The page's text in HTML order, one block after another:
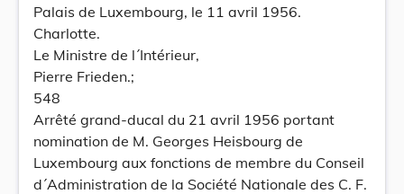
Palais de Luxembourg, le 11 avril 1956.
Charlotte.
Le Ministre de l´Intérieur,
Pierre Frieden.;
548
Arrêté grand-ducal du 21 avril 1956 portant
nomination de M. Georges Heisbourg de
Luxembourg aux fonctions de membre du Conseil
d´Administration de la Société Nationale des C. F.